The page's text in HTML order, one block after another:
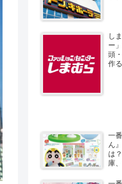
し
ー
頭
作
一
ん
は
庫